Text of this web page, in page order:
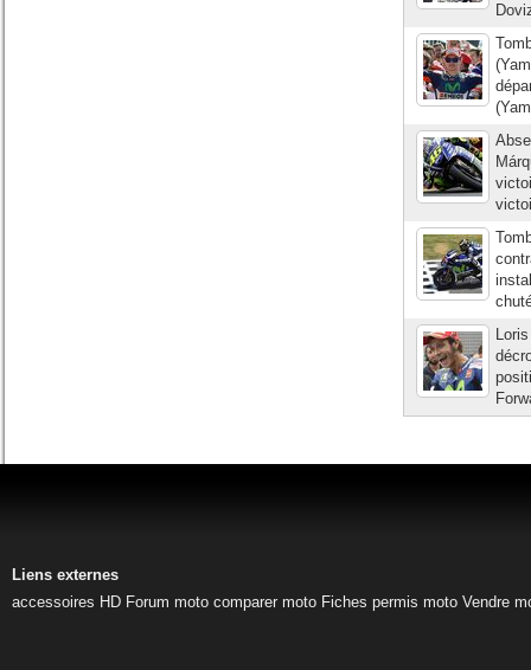
Liens externes
accessoires HD Forum moto comparer moto Fiches permis moto Vendre